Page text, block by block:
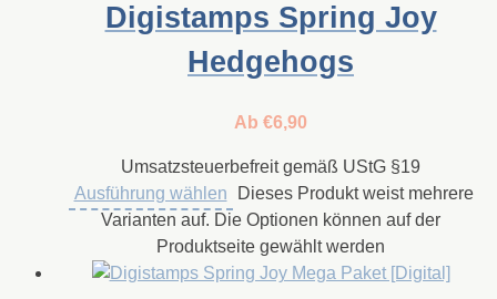
Digistamps Spring Joy
Hedgehogs
Ab €6,90
Umsatzsteuerbefreit gemäß UStG §19
Ausführung wählen
Dieses Produkt weist mehrere
Varianten auf. Die Optionen können auf der
Produktseite gewählt werden